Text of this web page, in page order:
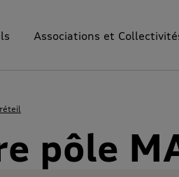
Associations et
pôle